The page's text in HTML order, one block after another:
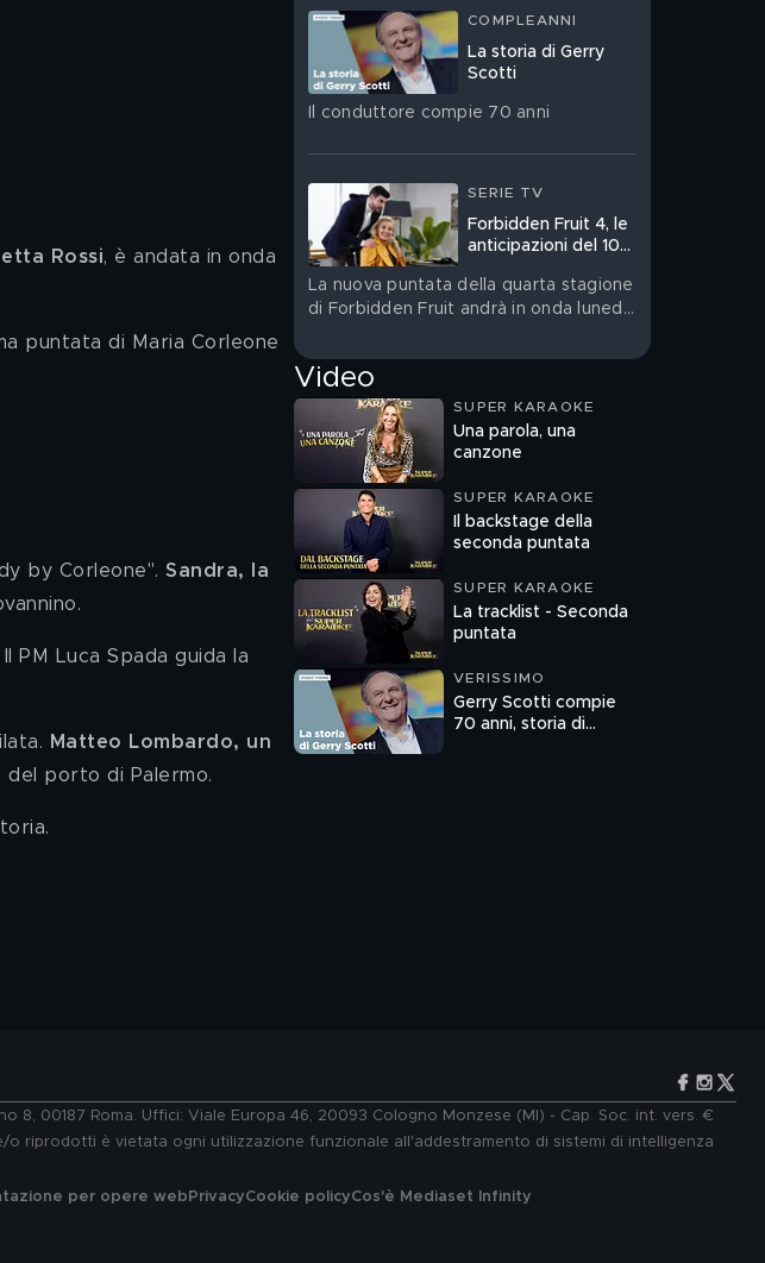
Rossi, è andata in onda
puntata di Maria Corleone
by Corleone". Sandra, la
PM Luca Spada guida la
Matteo Lombardo, un
del porto di Palermo.
COMPLEANNI
La storia di Gerry
Scotti
Il conduttore compie 70 anni
SERIE TV
Forbidden Fruit 4, le
anticipazioni del 10
La nuova puntata della quarta stagione
di Forbidden Fruit andrà in onda lunedì
Video
SUPER KARAOKE
Una parola, una
canzone
SUPER KARAOKE
Il backstage della
seconda puntata
SUPER KARAOKE
La tracklist - Seconda
puntata
VERISSIMO
Gerry Scotti compie
70 anni, storia di
8, 00187 Roma. Uffici: Viale Europa 46, 20093 Cologno Monzese (MI) - Cap. Soc. int. vers. €
riprodotti è vietata ogni utilizzazione funzionale all'addestramento di sistemi di intelligenza
per opere web PrivacyCookie policyCos'è Mediaset Infinity